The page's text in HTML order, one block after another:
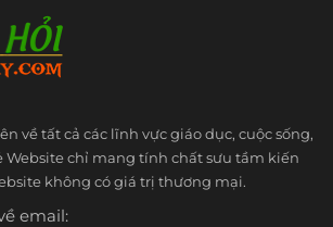
về tất cả các lĩnh vực giáo dục, cuộc sống,
Website chỉ mang tính chất sưu tầm kiến
không có giá trị thương mại.
email: